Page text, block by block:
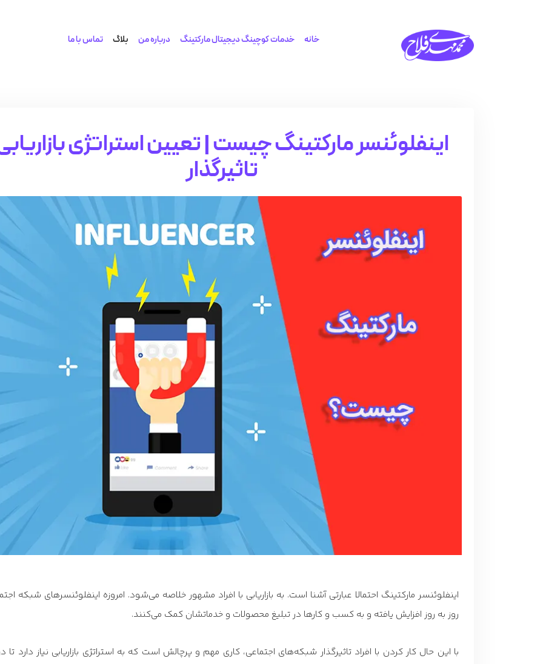
خانه خدمات کوچینگ دیجیتال مارکتینگ درباره من بلاگ تماس با ما
اینفلوئنسر مارکتینگ چیست | تعیین استراتژی
تاثیرگذار
اینفلوئنسر مارکتینگ احتمالا عبارتی آشنا است. به بازاریابی با افراد مشهور خلاصه می‌شود. امروزه اینفلوئنسرهای شبکه
روز به روز افزایش یافته و به کسب و کارها در تبلیغ محصولات و خدماتشان کمک می‌کنند.
با این حال کار کردن با افراد تاثیرگذار شبکه‌های اجتماعی، کاری مهم و پرچالش است که به استراتژی بازاریابی نیاز دارد تا